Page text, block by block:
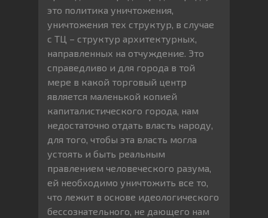
это политика уничтожения,
уничтожения тех структур, в случае
с ТЦ – структур архитектурных,
направленных на отчуждение. Это
справедливо и для города в той
мере в какой торговый центр
является маленькой копией
капиталистического города, нам
недостаточно отдать власть народу,
для того, чтобы эта власть могла
устоять и быть реальным
правлением человеческого разума,
ей необходимо уничтожить все то,
что лежит в основе идеологического
бессознательного, не дающего нам